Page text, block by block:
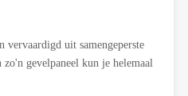
vervaardigd uit samengeperste
gevelpaneel kun je helemaal